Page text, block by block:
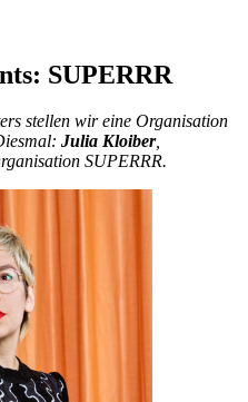
SUPERRR
stellen wir eine Organisation
Julia Kloiber,
SUPERRR.